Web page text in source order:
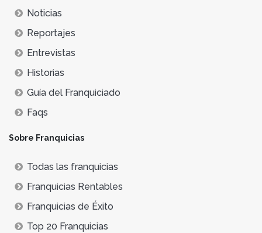
Noticias
Reportajes
Entrevistas
Historias
Guía del Franquiciado
Faqs
Sobre Franquicias
Todas las franquicias
Franquicias Rentables
Franquicias de Éxito
Top 20 Franquicias